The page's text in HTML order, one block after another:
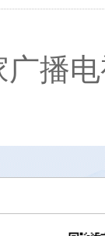
播